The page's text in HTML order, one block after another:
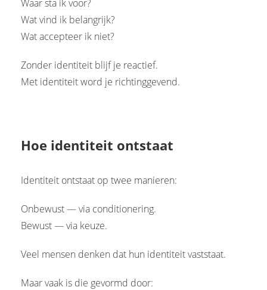
Waar sta ik voor?
Wat vind ik belangrijk?
Wat accepteer ik niet?
Zonder identiteit blijf je reactief.
Met identiteit word je richtinggevend.
Hoe identiteit ontstaat
Identiteit ontstaat op twee manieren:
Onbewust — via conditionering.
Bewust — via keuze.
Veel mensen denken dat hun identiteit vaststaat.
Maar vaak is die gevormd door: